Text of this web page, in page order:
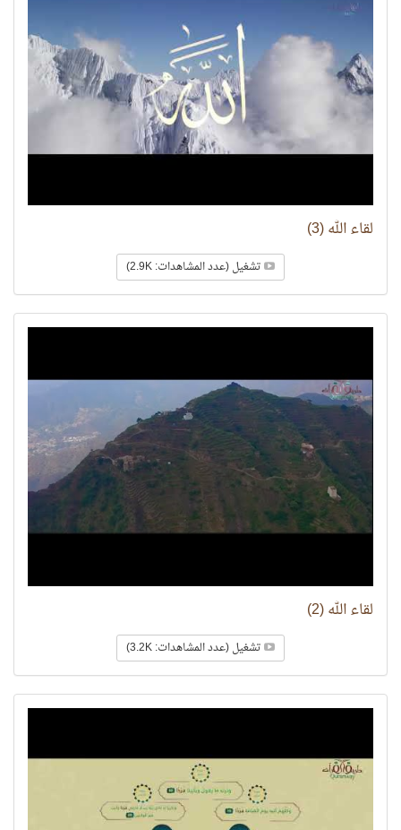
لقاء الله (3)
تشغيل (عدد المشاهدات: 2.9K)
لقاء الله (2)
تشغيل (عدد المشاهدات: 3.2K)